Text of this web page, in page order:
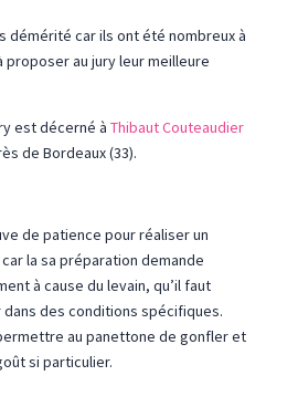
démérité car ils ont été nombreux à
au jury leur meilleure
est décerné à Thibaut Couteaudier
de Bordeaux (33).
de patience pour réaliser un
la sa préparation demande
à cause du levain, qu’il faut
des conditions spécifiques.
au panettone de gonfler et
si particulier.